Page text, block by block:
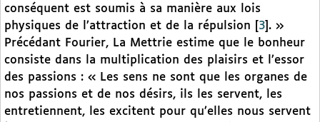
conséquent est soumis à sa manière aux lois
physiques de l’attraction et de la répulsion
3 . »
Précédant Fourier, La Mettrie estime que le bonheur
consiste dans la multiplication des plaisirs et l’essor
des passions : « Les sens ne sont que les organes de
nos passions et de nos désirs, ils les servent, les
entretiennent, les excitent pour qu’elles nous servent